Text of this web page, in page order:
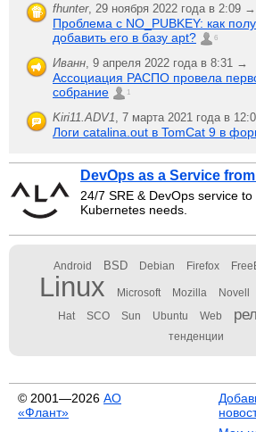
fhunter, 29 ноября 2022 года в 2:09 →
Проблема с NO_PUBKEY: как
добавить его в базу apt?
6
Иванн 9 апреля 2022 года в 8:31 →
Ассоциация РАСПО провела
собрание
1
Kiri11.ADV1 7 марта 2021 года в
Логи catalina.out в TomCat 9 в
DevOps as a Service
24/7 SRE & DevOps service
Kubernetes needs.
Android BSD Debian Firefox
Linux Microsoft Mozilla Novell
Hat SCO Sun Ubuntu Web
тенденции
© 2001—2026 АО
«Флант»